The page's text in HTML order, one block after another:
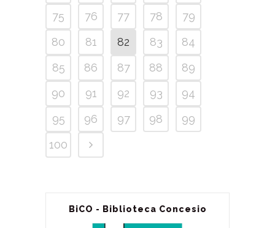
75
76 77 78
79
80
81 82 83
84
85
86 87 88
89
90
91 92 93
94
95
96 97 98
99
100
BiCO - Biblioteca Concesio